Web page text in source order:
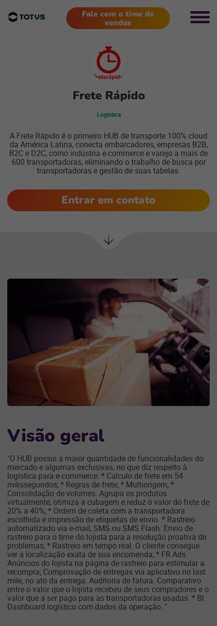
Fale com o time de
vendas
Frete Rápido
Logística
A Frete Rápido é o primeiro HUB de transporte 100% cloud
da América Latina, conecta embarcadores, empresas B2B,
B2C e D2C, como indústria e-commerce e varejo a mais de
600 transportadoras, eliminando o trabalho de busca por
transportadoras e gestão de suas tabelas.
Entrar em contato
Visão geral
"O HUB possui a maior quantidade de funcionalidades do
mercado e algumas exclusivas, no que diz respeito à
logística para e-commerce: * Calculo de frete em 54
milissegundos; * Regras de frete; * Multiorigem; *
Consolidação de volumes. Agrupa os produtos
virtualmente, otimiza a cubagem e reduz o valor do frete de
20% a 40%; * Ordem de coleta com a transportadora
escolhida e impressão de etiquetas de envio. * Rastreio
automatizado via e-mail, SMS ou SMS Flash. Envio de
rastreio para o time do lojista para a resolução proativa de
problemas; * Rastreio em tempo real. O cliente consegue
ver a localização exata de sua encomenda; * FR Ads.
Anúncios do lojista na página de rastreio para estimular a
recompra; Comprovação de entregas via aplicativo no last
mile, no ato da entrega. Auditoria de fatura. Comparativo
entre o valor que o lojista recebeu de seus compradores e o
valor que a ser pago para as transportadoras usadas. * BI.
Dashboard logístico com dados da operação. "